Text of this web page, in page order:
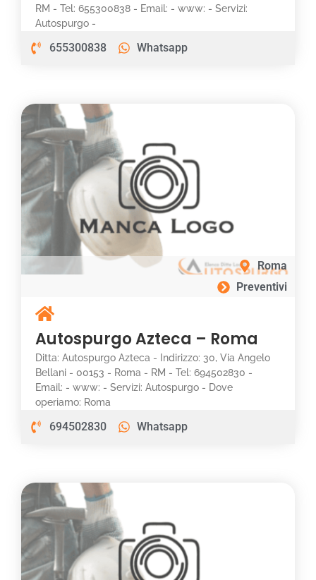
RM - Tel: 655300838 - Email: - www: - Servizi:
Autospurgo -
655300838 Whatsapp
Roma
Preventivi
Autospurgo Azteca – Roma
Ditta: Autospurgo Azteca - Indirizzo: 30, Via Angelo
Bellani - 00153 - Roma - RM - Tel: 694502830 -
Email: - www: - Servizi: Autospurgo - Dove
operiamo: Roma
694502830 Whatsapp